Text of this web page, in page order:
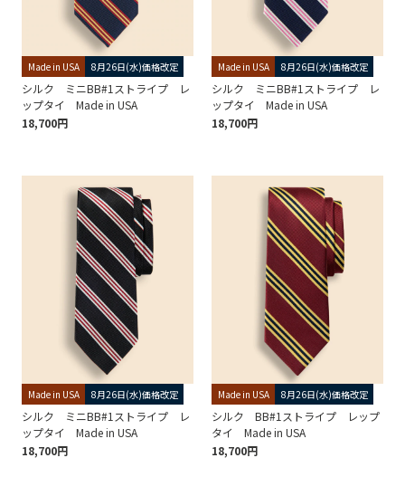
Made in USA 8月26日(水)価格改定
シルク ミニBB#1ストライプ レ
ップタイ Made in USA
18,700円
Made in USA 8月26日(水)価格改定
シルク ミニBB#1ストライプ レ
ップタイ Made in USA
18,700円
Made in USA 8月26日(水)価格改定
シルク ミニBB#1ストライプ レ
ップタイ Made in USA
18,700円
Made in USA 8月26日(水)価格改定
シルク BB#1ストライプ レップ
タイ Made in USA
18,700円